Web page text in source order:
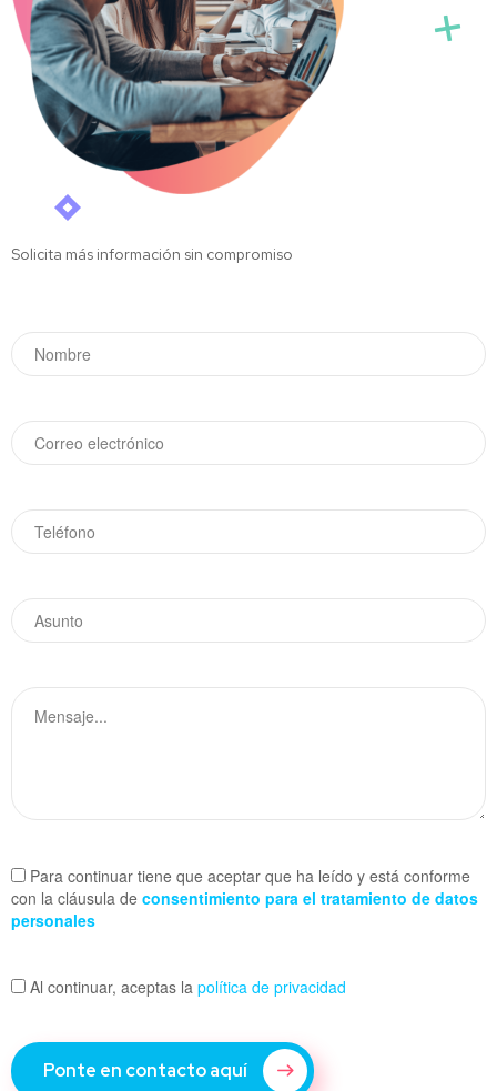
Solicita más información sin compromiso
Para continuar tiene que aceptar que ha leído y está conforme
con la cláusula de consentimiento para el tratamiento de datos
personales
Al continuar, aceptas la política de privacidad
Ponte en contacto aquí